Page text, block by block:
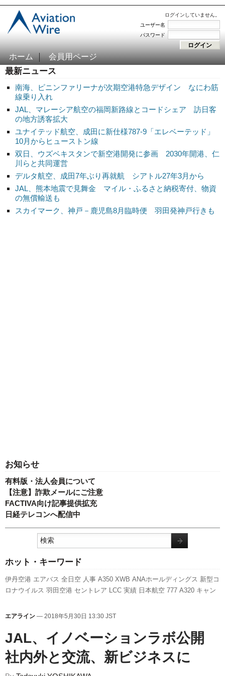
ログインしていません。
ユーザー名
パスワード
ホーム 会員用ページ
最新ニュース
南海、ピニンファリーナが次期空港特急デザイン なにわ筋
線乗り入れ
JAL、マレーシア航空の福岡新路線とコードシェア 訪日客
の地方誘客拡大
ユナイテッド航空、成田に新仕様787-9「エレベーテッド」
10月からヒューストン線
双日、ウズベキスタンで新空港開発に参画 2030年開港、仁
川らと共同運営
デルタ航空、成田7年ぶり再就航 シアトル27年3月から
JAL、熊本地震で見舞金 マイル・ふるさと納税寄付、物資
の無償輸送も
スカイマーク、神戸－鹿児島8月臨時便 羽田発神戸行きも
お知らせ
有料版・法人会員について
【注意】詐欺メールにご注意
FACTIVA向け記事提供拡充
日経テレコンへ配信中
ホット・キーワード
伊丹空港 エアバス 全日空 人事 A350 XWB ANAホールディングス 新型コ
ロナウイルス 羽田空港 セントレア LCC 実績 日本航空 777 A320 キャン
空港 新路線 発着回数 スカイマーク 利用実績
客室乗務員
エアライン — 2018年5月30日 13:30 JST
JAL、イノベーションラボ公開
社内外と交流、新ビジネスに